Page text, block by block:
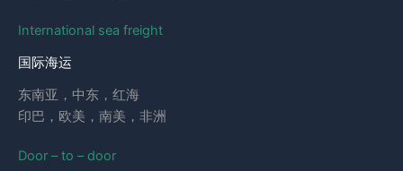
International sea freight
国际海运
东南亚，中东，红海
印巴，欧美，南美，非洲
Door – to – door